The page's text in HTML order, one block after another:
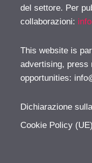
del settore. Per
collaborazioni:
This website is
advertising, press
opportunities:
Dichiarazione
Cookie Policy (UE)